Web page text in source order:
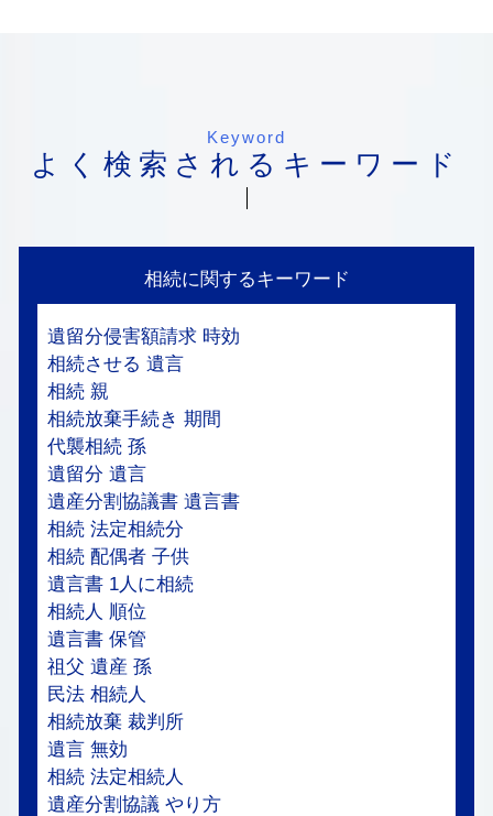
Keyword
よく検索されるキーワード
相続に関するキーワード
遺留分侵害額請求 時効
相続させる 遺言
相続 親
相続放棄手続き 期間
代襲相続 孫
遺留分 遺言
遺産分割協議書 遺言書
相続 法定相続分
相続 配偶者 子供
遺言書 1人に相続
相続人 順位
遺言書 保管
祖父 遺産 孫
民法 相続人
相続放棄 裁判所
遺言 無効
相続 法定相続人
遺産分割協議 やり方